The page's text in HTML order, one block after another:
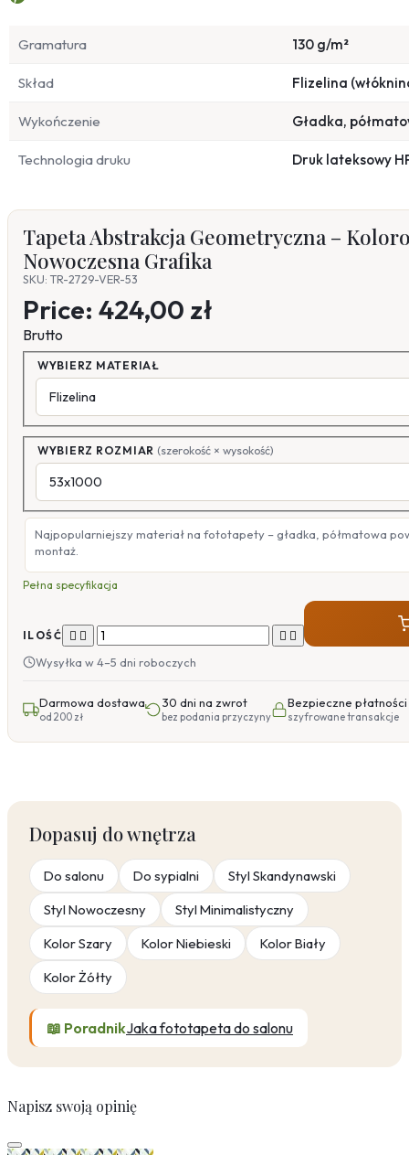
Gramatura 130 g/m²
Skład Flizelina
Wykończenie Gładka,
Technologia druku Druk lateksowy
Tapeta Abstrakcja Geometryczna –
Nowoczesna Grafika
SKU: TR-2729-VER-53
Price: 424,00 zł
Brutto
WYBIERZ MATERIAŁ
WYBIERZ ROZMIAR (szerokość × wysokość)
Najpopularniejszy materiał na fototapety – gładka, półmatowa
montaż.
Pełna specyfikacja
ILOŚĆ    
Wysyłka w 4–5 dni roboczych
Darmowa dostawa
od 200 zł
30 dni na zwrot
bez podania przyczyny
Bezpieczne płatności
szyfrowane transakcje
Dopasuj do wnętrza
Do salonu Do sypialni
Styl Skandynawski
Styl Nowoczesny
Styl Minimalistyczny
Kolor Szary
Kolor Niebieski
Kolor Biały
Kolor Żółty
📖 PoradnikJaka fototapeta do salonu
Napisz swoją opinię